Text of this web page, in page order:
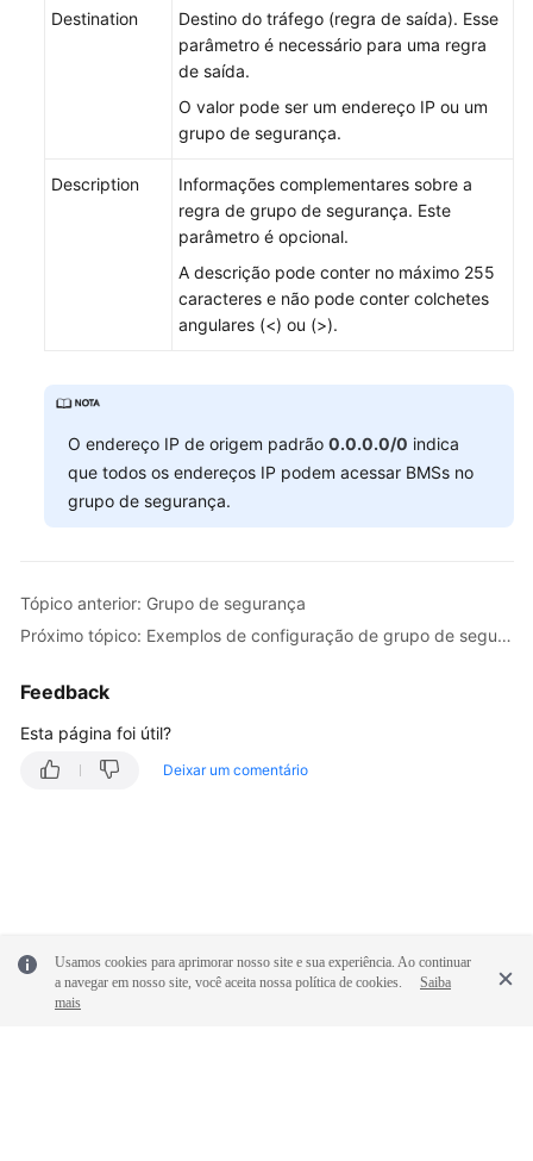
Destination
Destino do tráfego (regra de saída). Esse
parâmetro é necessário para uma regra
de saída.
O valor pode ser um endereço IP ou um
grupo de segurança.
Description
Informações complementares sobre a
regra de grupo de segurança. Este
parâmetro é opcional.
A descrição pode conter no máximo 255
caracteres e não pode conter colchetes
angulares (<) ou (>).
O endereço IP de origem padrão 0.0.0.0/0 indica
que todos os endereços IP podem acessar BMSs no
grupo de segurança.
Tópico anterior: Grupo de segurança
Próximo tópico: Exemplos de configuração de grupo de segurança
Feedback
Esta página foi útil?
Deixar um comentário
Usamos cookies para aprimorar nosso site e sua experiência. Ao continuar
a navegar em nosso site, você aceita nossa política de cookies.
Saiba
mais